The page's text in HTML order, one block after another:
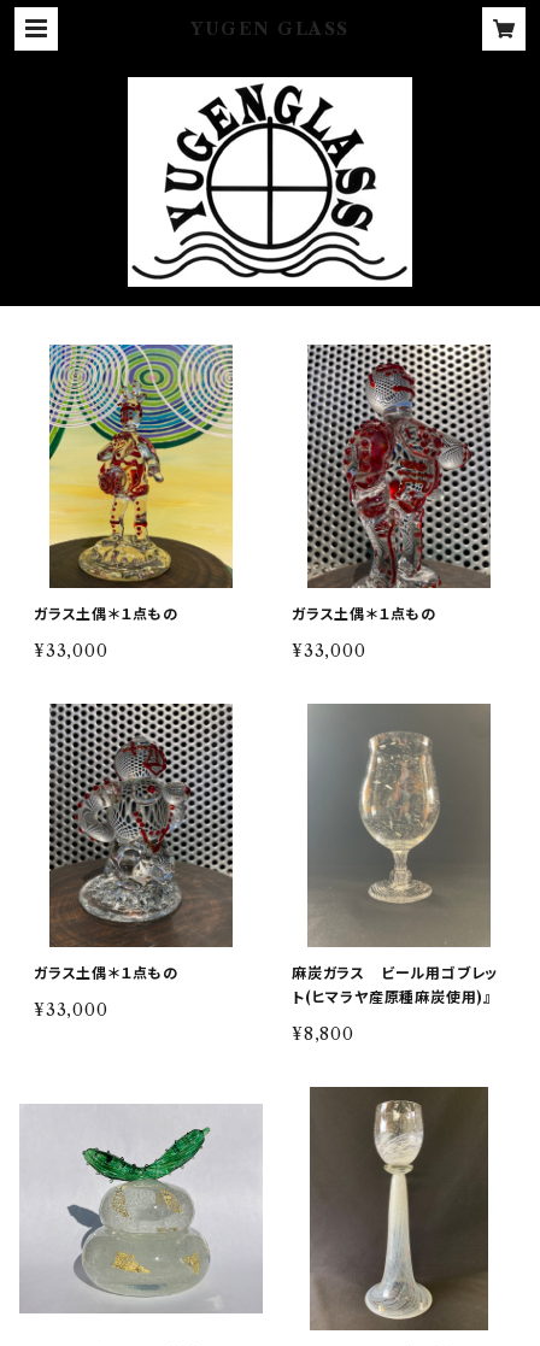
YUGEN GLASS
ガラス土偶＊１点もの
¥33,000
ガラス土偶＊１点もの
¥33,000
ガラス土偶＊１点もの
¥33,000
麻炭ガラス ビール用ゴブレッ
ト(ヒマラヤ産原種麻炭使用)』
¥8,800